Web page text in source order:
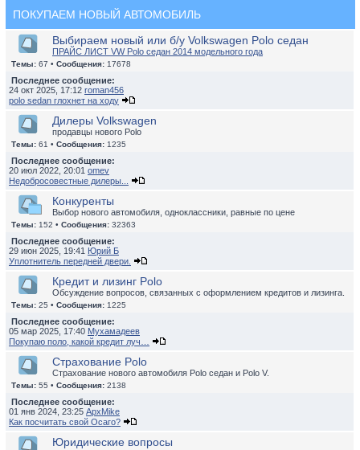
ПОКУПАЕМ НОВЫЙ АВТОМОБИЛЬ
Выбираем новый или б/у Volkswagen Polo седан
ПРАЙС ЛИСТ VW Polo седан 2014 модельного года
Темы: 67 • Сообщения: 17678
Последнее сообщение:
24 окт 2025, 17:12 roman456
polo sedan глохнет на ходу
Дилеры Volkswagen
продавцы нового Polo
Темы: 61 • Сообщения: 1235
Последнее сообщение:
20 июл 2022, 20:01 omev
Недобросовестные дилеры...
Конкуренты
Выбор нового автомобиля, одноклассники, равные по цене
Темы: 152 • Сообщения: 32363
Последнее сообщение:
29 июн 2025, 19:41 Юрий Б
Уплотнитель передней двери.
Кредит и лизинг Polo
Обсуждение вопросов, связанных с оформлением кредитов и лизинга.
Темы: 25 • Сообщения: 1225
Последнее сообщение:
05 мар 2025, 17:40 Мухамадеев
Покупаю поло, какой кредит луч…
Страхование Polo
Страхование нового автомобиля Polo седан и Polo V.
Темы: 55 • Сообщения: 2138
Последнее сообщение:
01 янв 2024, 23:25 ApxMike
Как посчитать свой Осаго?
Юридические вопросы